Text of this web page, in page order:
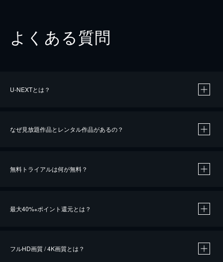
よくある質問
U-NEXTとは？
なぜ見放題作品とレンタル作品があるの？
無料トライアルは何が無料？
最大40%※ポイント還元とは？
フルHD画質 / 4K画質とは？